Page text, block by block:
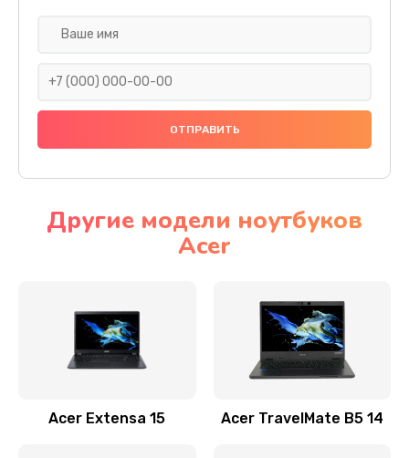
Ремонт подсветки
Настройка BIOS
Замена видеочипа
Заказать
Другие модели ноутбуков
Acer
Acer Extensa 15 Acer TravelMate B5 14